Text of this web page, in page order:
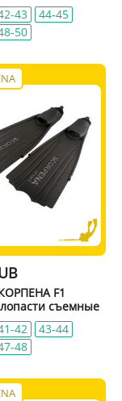
43
44-45
50
F1
лопасти съемные
42
43-44
48